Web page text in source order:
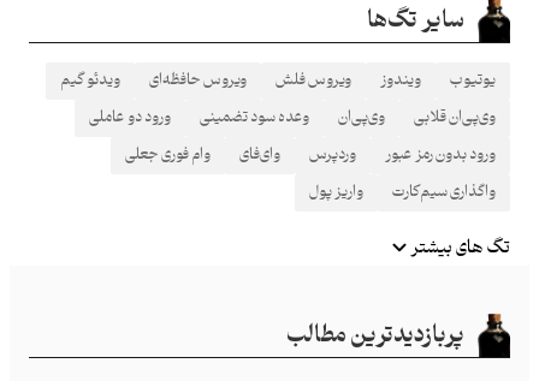
سایر تگ‌ها
یوتیوب ویندوز ویروس فلش ویروس حافظه‌ای
ویدئو گیم
وی‌پی‌ان قلابی
وی‌پی‌ان وعده سود تضمینی
ورود دو عاملی
ورود بدون رمز عبور
وردپرس وای‌فای
وام فوری جعلی
واگذاری سیم‌کارت
واریز پول
تگ های بیشتر
پربازدیدترین مطالب